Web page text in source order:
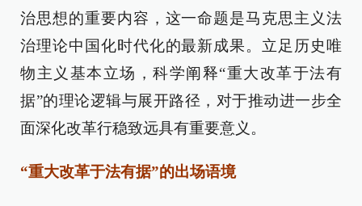
治思想的重要内容，这一命题是马克思主义法
治理论中国化时代化的最新成果。立足历史唯
物主义基本立场，科学阐释“重大改革于法有
据”的理论逻辑与展开路径，对于推动进一步全
面深化改革行稳致远具有重要意义。
“重大改革于法有据”的出场语境